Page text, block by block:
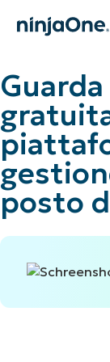
posto
Nome